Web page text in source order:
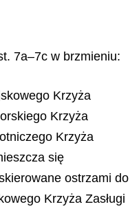
7a–7c w brzmieniu:
Krzyża
Krzyża
Krzyża
się
ostrzami do
Krzyża Zasługi